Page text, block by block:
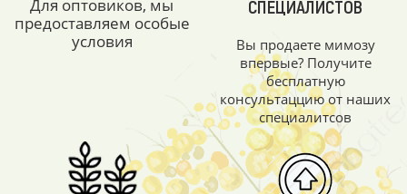
Для оптовиков, мы
предоставляем особые
условия
СПЕЦИАЛИСТОВ
Вы продаете мимозу
впервые? Получите
бесплатную
консультаццию от наших
специалитсов